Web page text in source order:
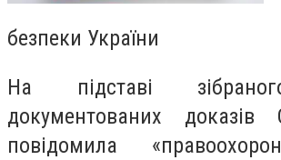
безпеки України
На підставі
документованих
повідомила